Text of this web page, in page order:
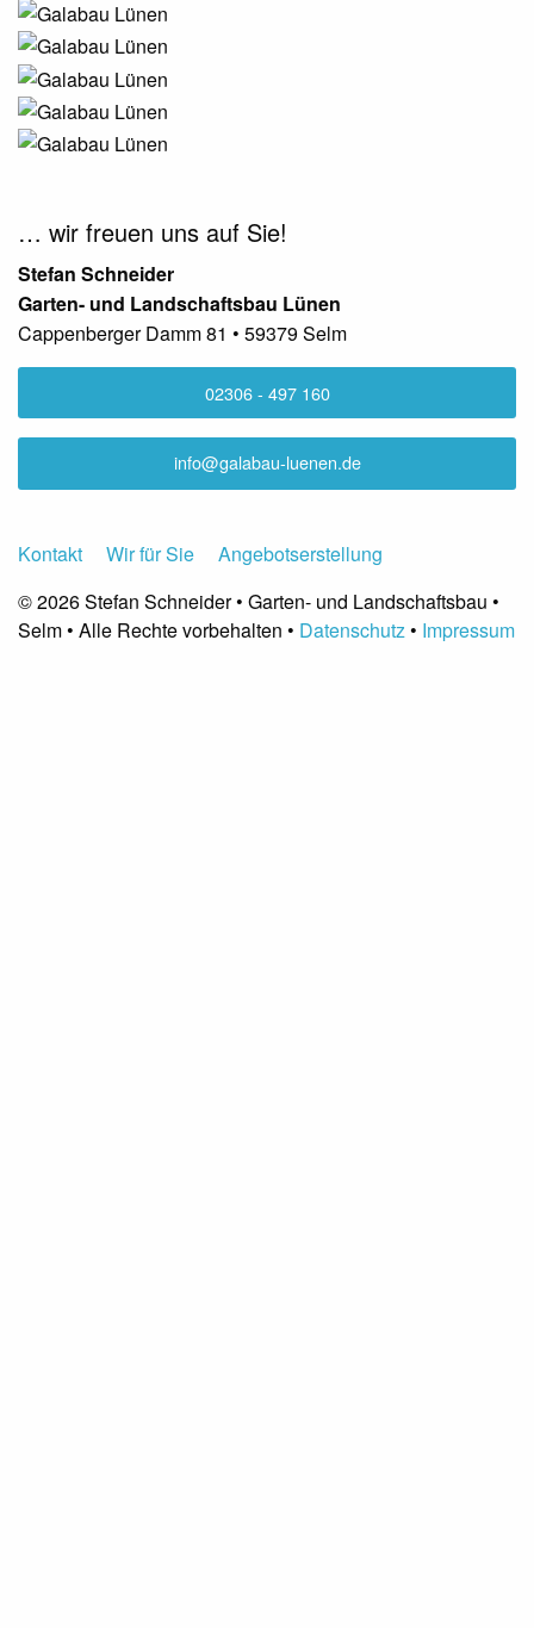
Zurück
◀︎
… wir freuen uns auf Sie!
Stefan Schneider
Garten- und Landschaftsbau Lünen
Cappenberger Damm 81 • 59379 Selm
02306 - 497 160
info@galabau-luenen.de
Kontakt Wir für Sie
Angebotserstellung
© 2026 Stefan Schneider • Garten- und Landschaftsbau •
Selm • Alle Rechte vorbehalten • Datenschutz • Impressum